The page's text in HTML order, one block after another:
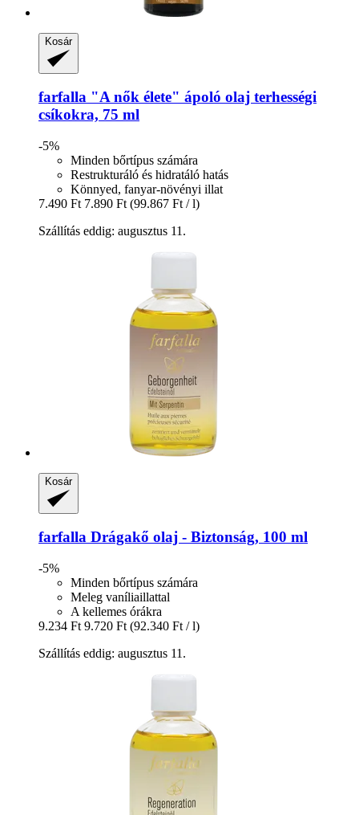
Kosár
farfalla "A nők élete" ápoló olaj terhességi
csíkokra, 75 ml
-5%
Minden bőrtípus számára
Restrukturáló és hidratáló hatás
Könnyed, fanyar-növényi illat
7.490 Ft 7.890 Ft (99.867 Ft / l)
Szállítás eddig: augusztus 11.
Kosár
farfalla Drágakő olaj -​ Biztonság, 100 ml
-5%
Minden bőrtípus számára
Meleg vaníliaillattal
A kellemes órákra
9.234 Ft 9.720 Ft (92.340 Ft / l)
Szállítás eddig: augusztus 11.